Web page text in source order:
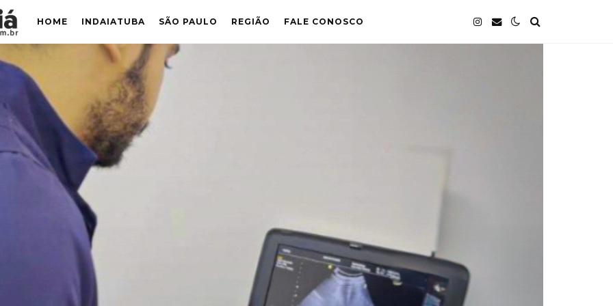
HOME INDAIATUBA SÃO PAULO REGIÃO FALE CONOSCO